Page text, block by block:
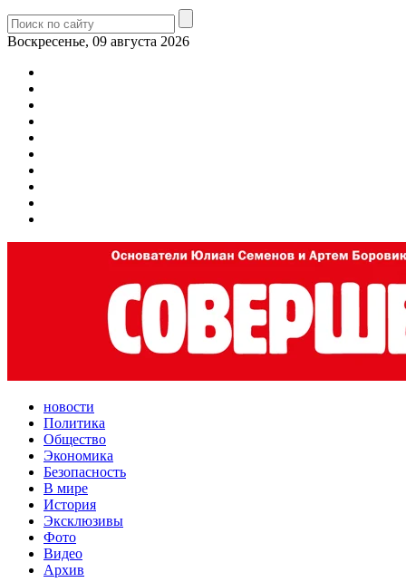
Воскресенье, 09 августа 2026
новости
Политика
Общество
Экономика
Безопасность
В мире
История
Эксклюзивы
Фото
Видео
Архив